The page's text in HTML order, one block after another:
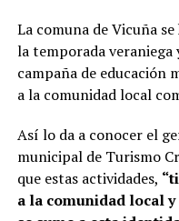
La comuna de Vicuña
la temporada
campaña de educación
a la comunidad local
Así lo da a conocer el
municipal de Turismo
que estas actividades,
a la comunidad local